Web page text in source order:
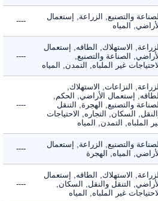
والتصنيع, الزراعة, إستعمال
المياه
----
الاستهلاك, الطاقه, إستعمال
الصناعة والتصنيع,
غير الملباه, التمدن, المياه
----
النزاعات, الاستهلاك,
إستعمال الأراضي, الحكم,
والتصنيع, الهجرة, التنقل
السكان, التجاره, الاحتياجات
الملباه, التمدن, المياه
----
والتصنيع, الزراعة, إستعمال
المياه, الهجرة
----
الاستهلاك, الطاقه, إستعمال
التنقل والنقل, السكان,
غير الملباه, المياه
----